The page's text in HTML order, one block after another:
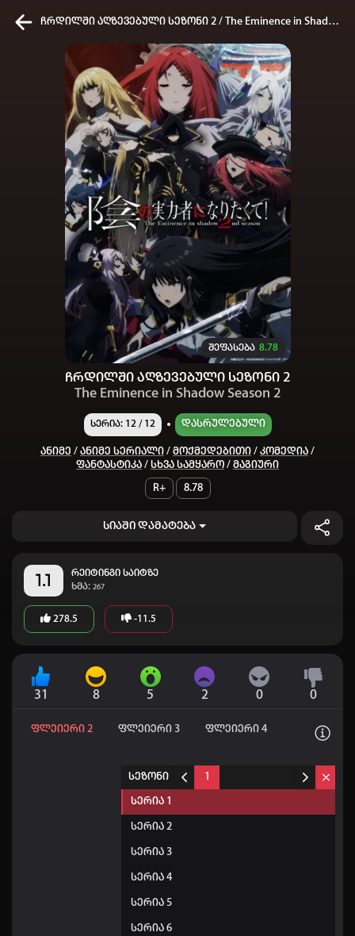
ჩრდილში აღზევებული სეზონი 2 / The Eminence in Shadow Season 2
კვირის ტოპ 3 მოძებნადი სიტყვა
One piece SOLO LEVELING My Hero Academia
თქვენი ძიების ისტორია
ისტორია ცარიელია
სრული ისტორიის გასუფთავება
შეფასება 8.78
ჩრდილში აღზევებული სეზონი 2
The Eminence in Shadow Season 2
სერია: 12 / 12 Დასრულებული
Ანიმე / Ანიმე Სერიალი / Მოქმედებითი / Კომედია /
Ფანტასტიკა / Სხვა Სამყარო / Მაგიური
R+
8.78
სიაში დამატება
1.1
რეიტინგი საიტზე
ხმა: 267
278.5 -11.5
31 8 5 2 0 0
ფლეიერი 2 ფლეიერი 3 ფლეიერი 4
სეზონი 1
სერია 1
სერია 2
სერია 3
სერია 4
სერია 5
სერია 6